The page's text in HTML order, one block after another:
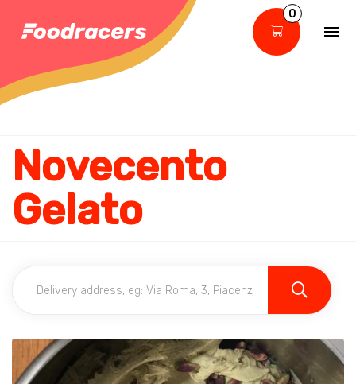
0
Novecento
Gelato